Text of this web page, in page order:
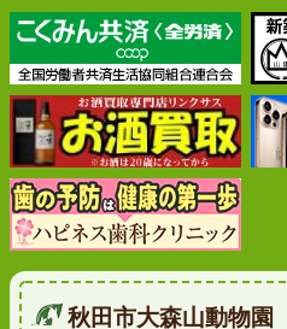
秋田市大森山動物園